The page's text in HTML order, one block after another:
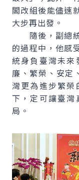
閣改組後能儘速
大步再出發。
隨後，副總統
的過程中，他感
統身負臺灣未來
廉、繁榮、安定
灣更為進步繁榮
下，定可讓臺灣
局。